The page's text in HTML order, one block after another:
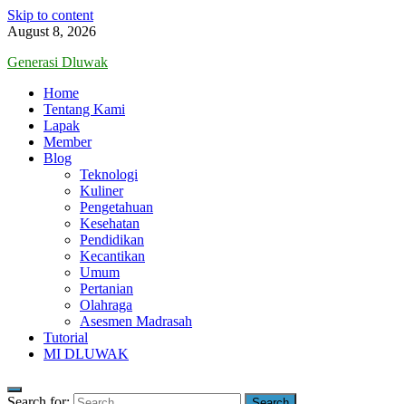
Skip to content
August 8, 2026
Generasi Dluwak
Home
Tentang Kami
Lapak
Member
Blog
Teknologi
Kuliner
Pengetahuan
Kesehatan
Pendidikan
Kecantikan
Umum
Pertanian
Olahraga
Asesmen Madrasah
Tutorial
MI DLUWAK